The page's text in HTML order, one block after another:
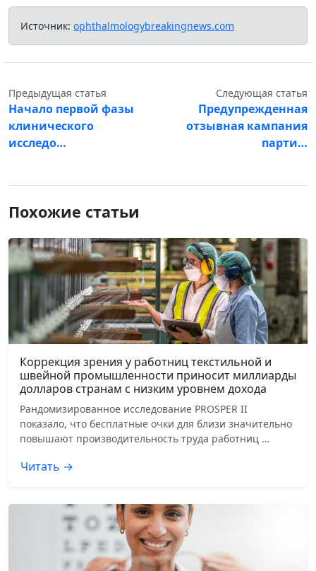
Источник: ophthalmologybreakingnews.com
Предыдущая статья
Начало первой фазы
клинического
исследо…
Следующая статья
Предупрежденная
отзывная кампания
парти…
Похожие статьи
Коррекция зрения у работниц текстильной и
швейной промышленности приносит миллиарды
долларов странам с низким уровнем дохода
Рандомизированное исследование PROSPER II
показало, что бесплатные очки для близи значительно
повышают производительность труда работниц …
Читать →